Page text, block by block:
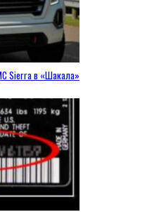
Sierra в «Шакала»